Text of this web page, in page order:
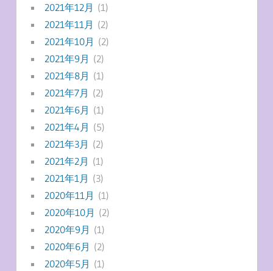
2021年12月 (1)
2021年11月 (2)
2021年10月 (2)
2021年9月 (2)
2021年8月 (1)
2021年7月 (2)
2021年6月 (1)
2021年4月 (5)
2021年3月 (2)
2021年2月 (1)
2021年1月 (3)
2020年11月 (1)
2020年10月 (2)
2020年9月 (1)
2020年6月 (2)
2020年5月 (1)